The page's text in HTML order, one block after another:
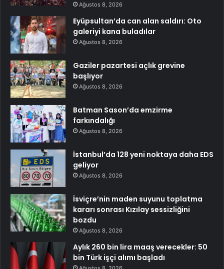
Ağustos 8, 2026
Eyüpsultan’da can alan saldırı: Oto
galeriyi kana buladılar
Ağustos 8, 2026
Gaziler pazartesi açlık grevine
başlıyor
Ağustos 8, 2026
Batman Sason’da emzirme
farkındalığı
Ağustos 8, 2026
İstanbul’da 128 yeni noktaya daha EDS
geliyor
Ağustos 8, 2026
İsviçre’nin maden suyunu toplatma
kararı sonrası Kızılay sessizliğini
bozdu
Ağustos 8, 2026
Aylık 260 bin lira maaş verecekler: 50
bin Türk işçi alımı başladı